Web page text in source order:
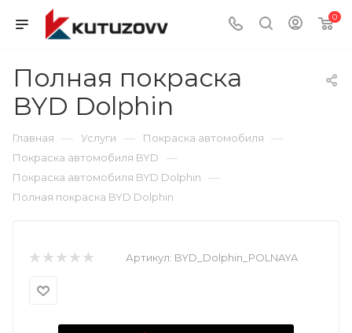
0
Полная покраска
BYD Dolphin
Главная — Услуги — Покраска автомобиля —
Покраска автомобиля BYD —
Покраска автомобиля BYD Dolphin —
Полная покраска BYD Dolphin
Артикул: BYD_Dolphin_POLNAYA